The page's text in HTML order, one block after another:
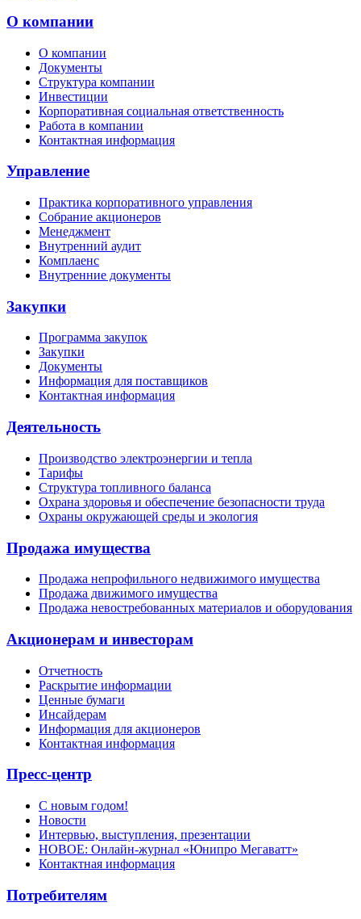
О компании
О компании
Документы
Структура компании
Инвестиции
Корпоративная социальная ответственность
Работа в компании
Контактная информация
Управление
Практика корпоративного управления
Собрание акционеров
Менеджмент
Внутренний аудит
Комплаенс
Внутренние документы
Закупки
Программа закупок
Закупки
Документы
Информация для поставщиков
Контактная информация
Деятельность
Производство электроэнергии и тепла
Тарифы
Структура топливного баланса
Охрана здоровья и обеспечение безопасности труда
Охраны окружающей среды и экология
Продажа имущества
Продажа непрофильного недвижимого имущества
Продажа движимого имущества
Продажа невостребованных материалов и оборудования
Акционерам и инвесторам
Отчетность
Раскрытие информации
Ценные бумаги
Инсайдерам
Информация для акционеров
Контактная информация
Пресс-центр
С новым годом!
Новости
Интервью, выступления, презентации
НОВОЕ: Онлайн-журнал «Юнипро Мегаватт»
Контактная информация
Потребителям